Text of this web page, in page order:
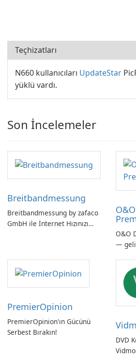
Teçhizatları
N660 kullanıcıları UpdateStar
yüklü vardı.
Son İncelemeler
Breitbandmessung
Breitbandmessung by zafaco
GmbH ile İnternet Hızınızı
O&O
—
PremierOpinion
PremierOpinion'ın Gücünü
Serbest Bırakın!
DVD